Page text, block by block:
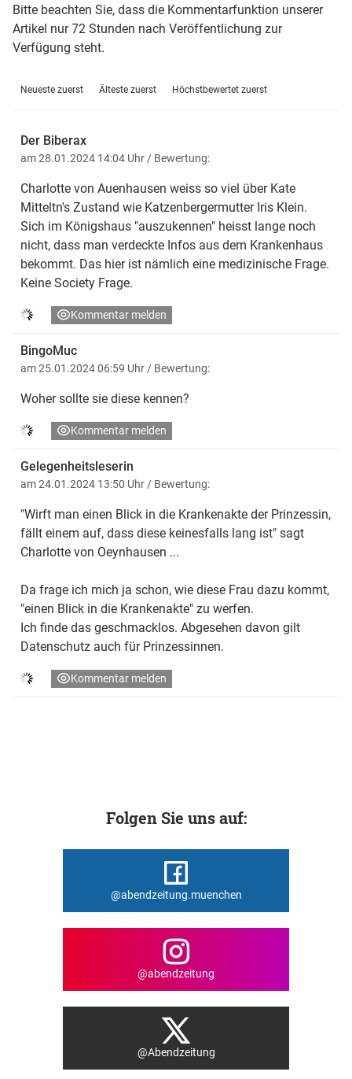
Bitte beachten Sie, dass die Kommentarfunktion unserer
Artikel nur 72 Stunden nach Veröffentlichung zur
Verfügung steht.
Neueste zuerst Älteste zuerst Höchstbewertet zuerst
Der Biberax
am 28.01.2024 14:04 Uhr/ Bewertung:
Charlotte von Auenhausen weiss so viel über Kate
Mitteltn's Zustand wie Katzenbergermutter Iris Klein.
Sich im Königshaus "auszukennen" heisst lange noch
nicht, dass man verdeckte Infos aus dem Krankenhaus
bekommt. Das hier ist nämlich eine medizinische Frage.
Keine Society Frage.
Kommentar melden
BingoMuc
am 25.01.2024 06:59 Uhr/ Bewertung:
Woher sollte sie diese kennen?
Kommentar melden
Gelegenheitsleserin
am 24.01.2024 13:50 Uhr/ Bewertung:
"Wirft man einen Blick in die Krankenakte der Prinzessin,
fällt einem auf, dass diese keinesfalls lang ist" sagt
Charlotte von Oeynhausen ...
Da frage ich mich ja schon, wie diese Frau dazu kommt,
"einen Blick in die Krankenakte" zu werfen.
Ich finde das geschmacklos. Abgesehen davon gilt
Datenschutz auch für Prinzessinnen.
Kommentar melden
Folgen Sie uns auf:
@abendzeitung.muenchen
@abendzeitung
@Abendzeitung